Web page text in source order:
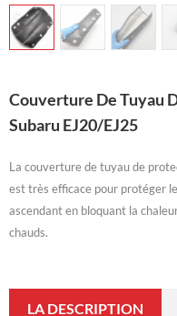
Couverture De Tuyau
Subaru EJ20/EJ25
La couverture de tuyau de
est très efficace pour protéger
ascendant en bloquant la
chauds.
LA DESCRIPTION